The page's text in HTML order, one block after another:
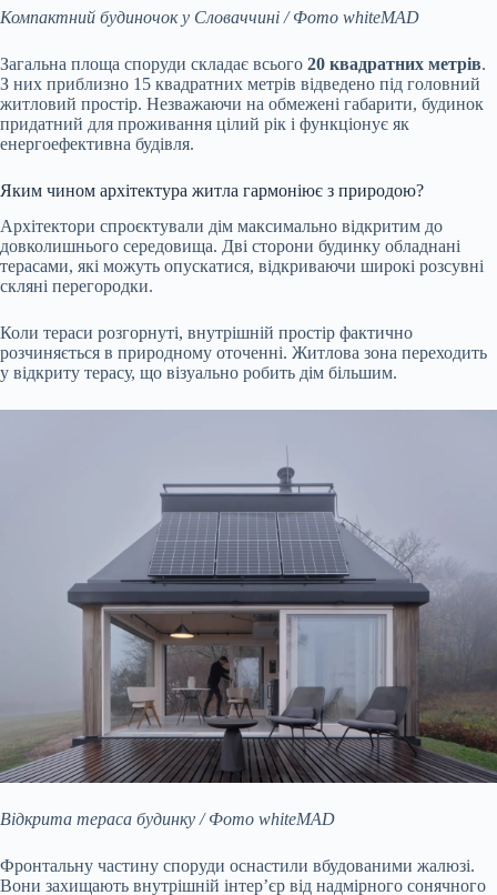
Компактний будиночок у Словаччині / Фото whiteMAD
Загальна площа споруди складає всього 20 квадратних метрів.
З них приблизно 15 квадратних метрів відведено під головний
житловий простір. Незважаючи на обмежені габарити, будинок
придатний для проживання цілий рік і функціонує як
енергоефективна будівля.
Яким чином архітектура житла гармоніює з природою?
Архітектори спроєктували дім максимально відкритим до
довколишнього середовища. Дві сторони будинку обладнані
терасами, які можуть опускатися, відкриваючи широкі розсувні
скляні перегородки.
Коли тераси розгорнуті, внутрішній простір фактично
розчиняється в природному оточенні. Житлова зона переходить
у відкриту терасу, що візуально робить дім більшим.
Відкрита тераса будинку / Фото whiteMAD
Фронтальну частину споруди оснастили вбудованими жалюзі.
Вони захищають внутрішній інтер’єр від надмірного сонячного